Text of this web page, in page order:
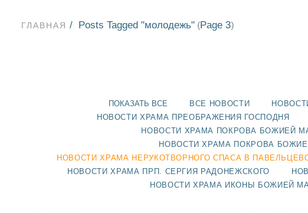
ГЛАВНАЯ Posts Tagged "молодежь" (Page 3)
ПОКАЗАТЬ ВСЕ ВСЕ НОВОСТИ
НОВОСТИ ХРАМА ПРЕОБРАЖЕНИЯ ГОСПОДНЯ
НОВОСТИ ХРАМА ПОКРОВА БОЖИЕЙ
НОВОСТИ ХРАМА ПОКРОВА
НОВОСТИ ХРАМА НЕРУКОТВОРНОГО СПАСА В
НОВОСТИ ХРАМА ПРП. СЕРГИЯ РАДОНЕЖСКОГО
НОВОСТИ ХРАМА ИКОНЫ БОЖИЕЙ